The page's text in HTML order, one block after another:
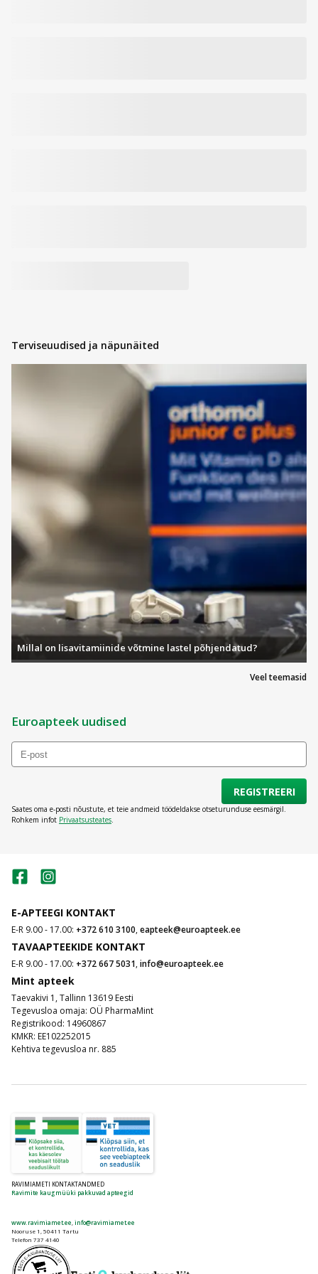
Terviseuudised ja näpunäited
Veel teemasid
Millal on lisavitamiinide võtmine lastel põhjendatud?
Euroapteek uudised
REGISTREERI
Saates oma e-posti nõustute, et teie andmeid töödeldakse otseturunduse eesmärgil.
Rohkem infot Privaatsusteates.
E-APTEEGI KONTAKT
E-R 9.00 - 17.00: +372 610 3100,eapteek@euroapteek.ee
TAVAAPTEEKIDE KONTAKT
E-R 9.00 - 17.00: +372 667 5031,info@euroapteek.ee
Mint apteek
Taevakivi 1, Tallinn 13619 Eesti
Tegevusloa omaja: OÜ PharmaMint
Registrikood: 14960867
KMKR: EE102252015
Kehtiva tegevusloa nr. 885
RAVIMIAMETI KONTAKTANDMED
Ravimite kaugmüüki pakkuvad apteegid
www.ravimiamet.ee info@ravimiamet.ee
Nooruse 1, 50411 Tartu
Telefon 737 4140